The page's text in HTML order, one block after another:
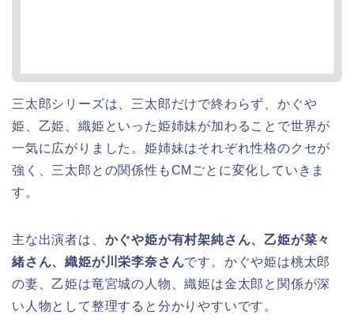
三太郎シリーズは、三太郎だけで終わらず、かぐや
姫、乙姫、織姫といった姫姉妹が加わることで世界が
一気に広がりました。姫姉妹はそれぞれ性格のクセが
強く、三太郎との関係性もCMごとに変化していきま
す。
主な出演者は、 かぐや姫が有村架純さん、乙姫が菜々
緒さん、織姫が川栄李奈さんです。かぐや姫は桃太郎
の妻、乙姫は竜宮城の人物、織姫は金太郎と関係が深
い人物として整理すると分かりやすいです。